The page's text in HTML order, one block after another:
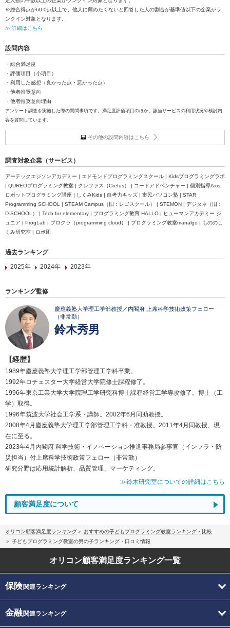
※総合得点が60.0点以上で、他人に薦めたくないと回答した人の割合が基準値以下の企業がラ
ンクイン対象となります。
≫ 詳細はこちら
設問内容
・総合満足度
・評価項目（小項目）
・利用した感想（良かった点・悪かった点）
・他者推奨意向
・他者推奨意向理由
アンケート調査を実施した際の質問事項です。満足度評価項目のほか、該当サービスの利用状況や検討内
容を質問しています。
その他の設問内容はこちら
調査対象企業（サービス）
アーテックエジソンアカデミー | エドモンドプログラミングスクール | Kidsプログラミングラボ
| QUREOプログラミング教室 | クレファス（Crefus） | コードアドベンチャー | 個別指導Axis
ロボットプログラミング講座 | しくみKids | 自考力キッズ | 市民パソコン塾 | STAR
Programming SCHOOL | STEAM Campus（旧：レゴスクール） | STEMON | デジタネ（旧：
D-SCHOOL） | Tech for elementary | プログラミング教育 HALLO | ヒューマンアカデミー ジ
ュニア | ProgLab | プロクラ（programming cloud） | プログラミング教室manalgo | もののし
くみ研究室 | ロボ団
過去ランキング
2025年
2024年 2023年
ランキング監修
慶應義塾大学理工学部教授／内閣府 上席科学技術政策フェロー
（非常勤）
鈴木秀男
【経歴】
1989年慶應義塾大学理工学部管理工学科卒業。
1992年ロチェスター大学経営大学院修士課程修了。
1996年東京工業大学大学院理工学研究科博士課程経営工学専攻修了。博士（工
学）取得。
1996年筑波大学社会工学系・講師。2002年6月同助教授。
2008年4月慶應義塾大学理工学部管理工学科・准教授。2011年4月同教授、現
在に至る。
2023年4月内閣府 科学技術・イノベーション推進事務局参事官（インフラ・防
災担当）付上席科学技術政策フェロー（非常勤）
研究分野は応用統計解析、品質管理、マーケティング。
≫鈴木研究室についての詳細はこちら
顧客満足度について
オリコン顧客満足度ランキング
おすすめの子どもプログラミング教室ランキング・比較
子どもプログラミング教室の男の子ランキング・口コミ情報
オリコン顧客満足度ランキング一覧
保険関連ランキング
金融関連ランキング